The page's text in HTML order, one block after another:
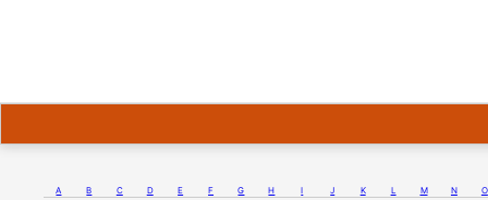
A B C D E F G H I J K L M N O